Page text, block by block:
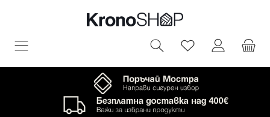
съдържание
Имате 0